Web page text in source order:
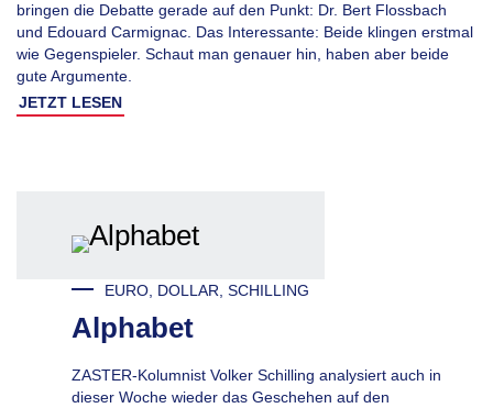
bringen die Debatte gerade auf den Punkt: Dr. Bert Flossbach
und Edouard Carmignac. Das Interessante: Beide klingen erstmal
wie Gegenspieler. Schaut man genauer hin, haben aber beide
gute Argumente.
JETZT LESEN
EURO, DOLLAR, SCHILLING
Alphabet
ZASTER-Kolumnist Volker Schilling analysiert auch in
dieser Woche wieder das Geschehen auf den